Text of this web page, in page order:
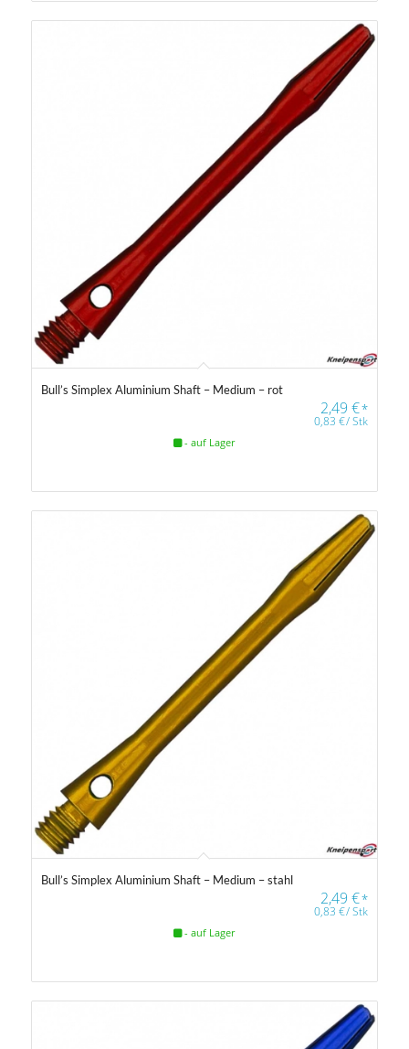
Bull’s Simplex Aluminium Shaft – Medium – rot
2,49€*
0,83€/Stk
- auf Lager
Bull’s Simplex Aluminium Shaft – Medium – stahl
2,49€*
0,83€/Stk
- auf Lager